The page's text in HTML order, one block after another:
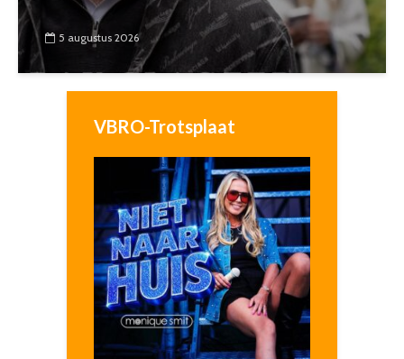
5 augustus 2026
VBRO-Trotsplaat